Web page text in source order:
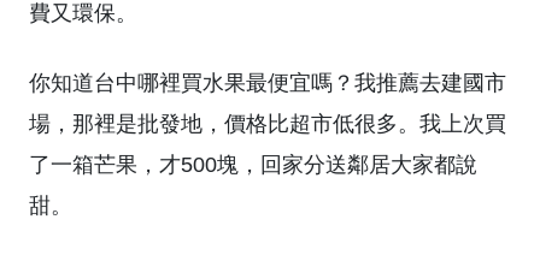
費又環保。
你知道台中哪裡買水果最便宜嗎？我推薦去建國市
場，那裡是批發地，價格比超市低很多。我上次買
了一箱芒果，才500塊，回家分送鄰居大家都說
甜。